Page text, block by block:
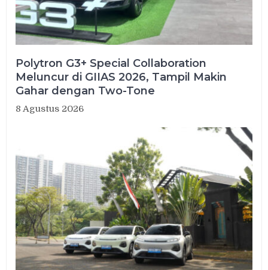
Polytron G3+ Special Collaboration
Meluncur di GIIAS 2026, Tampil Makin
Gahar dengan Two-Tone
8 Agustus 2026